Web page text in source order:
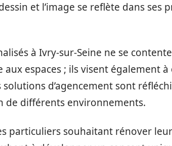
et l’image se reflète dans ses
à Ivry-sur-Seine ne se
espaces ; ils visent également
d’agencement sont
de différents environnements.
particuliers souhaitant rénover